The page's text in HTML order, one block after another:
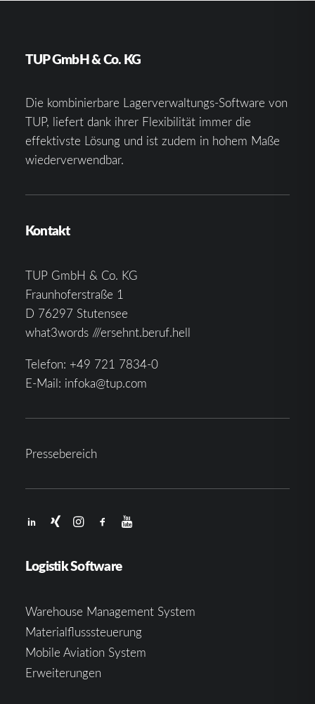
TUP GmbH & Co. KG
Die kombinierbare Lagerverwaltungs-Software von
TUP, liefert dank ihrer Flexibilität immer die
effektivste Lösung und ist zudem in hohem Maße
wiederverwendbar.
Kontakt
TUP GmbH & Co. KG
Fraunhoferstraße 1
D 76297 Stutensee
what3words ///ersehnt.beruf.hell
Telefon: +49 721 7834-0
E-Mail: infoka@tup.com
Pressebereich
Logistik Software
Warehouse Management System
Materialflusssteuerung
Mobile Aviation System
Erweiterungen